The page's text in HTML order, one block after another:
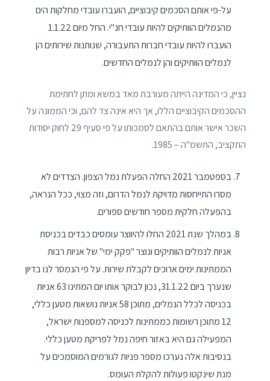
על-פי אותם הסכמים קיבוציים, הועברו עובדי מחלקות הים
מהנמלים הוותיקים להיות עובדי חנ"י. החל מיום 1.1.22
הועברו להיות עובדי חברות התעבורה, שנותנות שירותים הן
לנמלים הוותיקים והן לנמלים החדשים.
נציין, כי המדינה הייתה מעורבת מאד במשא ומתן לחתימת
ההסכמים הקיבוציים הללו, אך היא אינה צד להם, וכי הממונה על
השכר אישר אותם בהתאם לסמכותו על פי סעיף 29 לחוק יסודות
התקציב, התשמ"ה – 1985.
בספטמבר 2021 החלה הפעלת נמל הצפון. הצדדים לא
מסרו התייחסות מדויקת לנמל הדרום, וזה מצוי, ככל הנראה,
בהפעלה חלקית מספר חודשים ספורים.
במהלך שנת 2021 החלו להיווצר עומסים כבדים בכניסת
אניות לנמלים הוותיקים ונוצר "פקק ימי" של אניות רבות
הממתינות ימים ארוכים לקבלת שירות. על פי הנמסר לנו בדיון
שנערך ביום 31.1.22, נכון לבוקר אותו יום המתינו 63 אניות
בכניסה לכלל הנמלים, מתוכן 58 אניות נושאות מטען כללי,
12 מתוכן רשומות כממתינות לכניסה למספנות ישראל,
המפעילה גם היא באזור חיפה נמל לפריקת מטען כללי.
בנסיבות אלה נערכו מספר פניות לגורמים המוסמכים על
מנת שינקטו פעולות להקלת העומס.